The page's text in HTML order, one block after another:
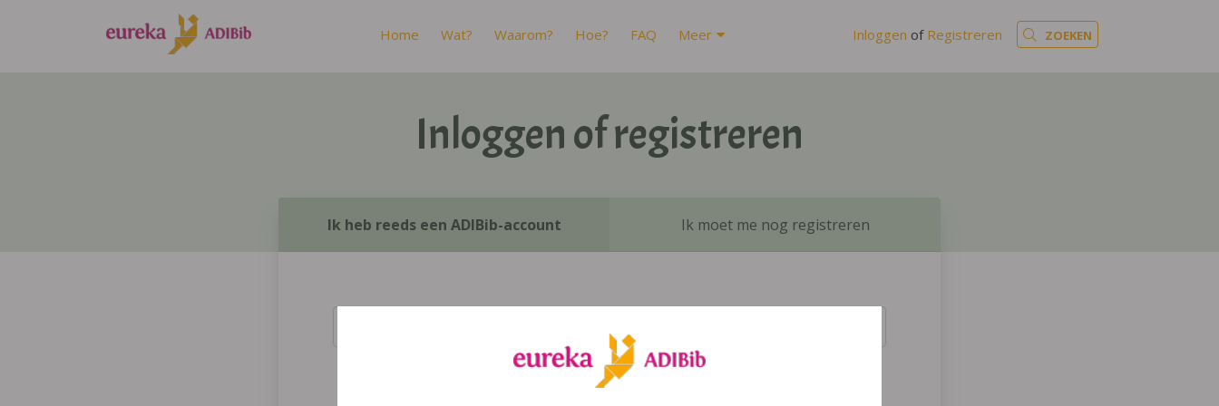
Home Wat? Waarom? Hoe? FAQ Meer Inloggen of Registreren ZOEKEN
Inloggen of registreren
Ik heb reeds een ADIBib-account Ik moet me nog registreren
Inloggen